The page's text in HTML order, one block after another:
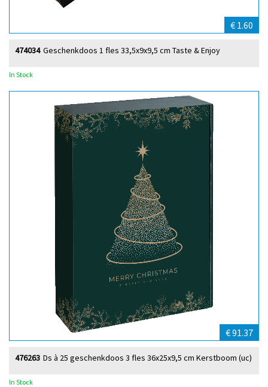
€ 1.60
Geschenkdoos 1 fles 33,5x9x9,5 cm Taste & Enjoy
474034
In Stock
€ 91.37
Ds à 25 geschenkdoos 3 fles 36x25x9,5 cm Kerstboom (uc)
476263
In Stock